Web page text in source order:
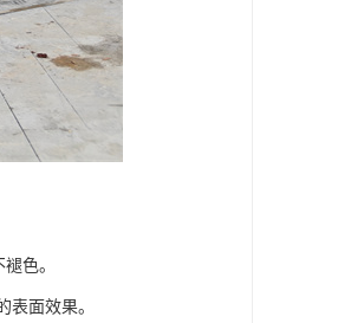
色。
面效果。